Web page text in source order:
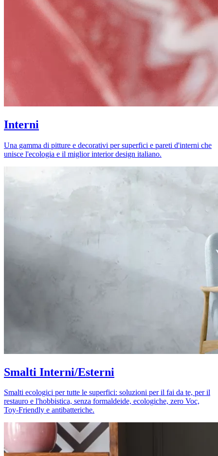
Interni
Una gamma di pitture e decorativi per superfici e pareti d'interni che
unisce l'ecologia e il miglior interior design italiano.
Smalti Interni/Esterni
Smalti ecologici per tutte le superfici: soluzioni per il fai da te, per il
restauro e l'hobbistica, senza formaldeide, ecologiche, zero Voc,
Toy-Friendly e antibatteriche.